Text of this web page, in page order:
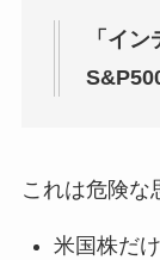
「イ
これは危険な
米国株だ